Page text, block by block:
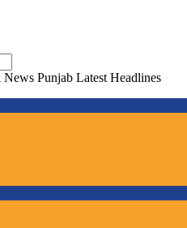
Punjab Latest Headlines